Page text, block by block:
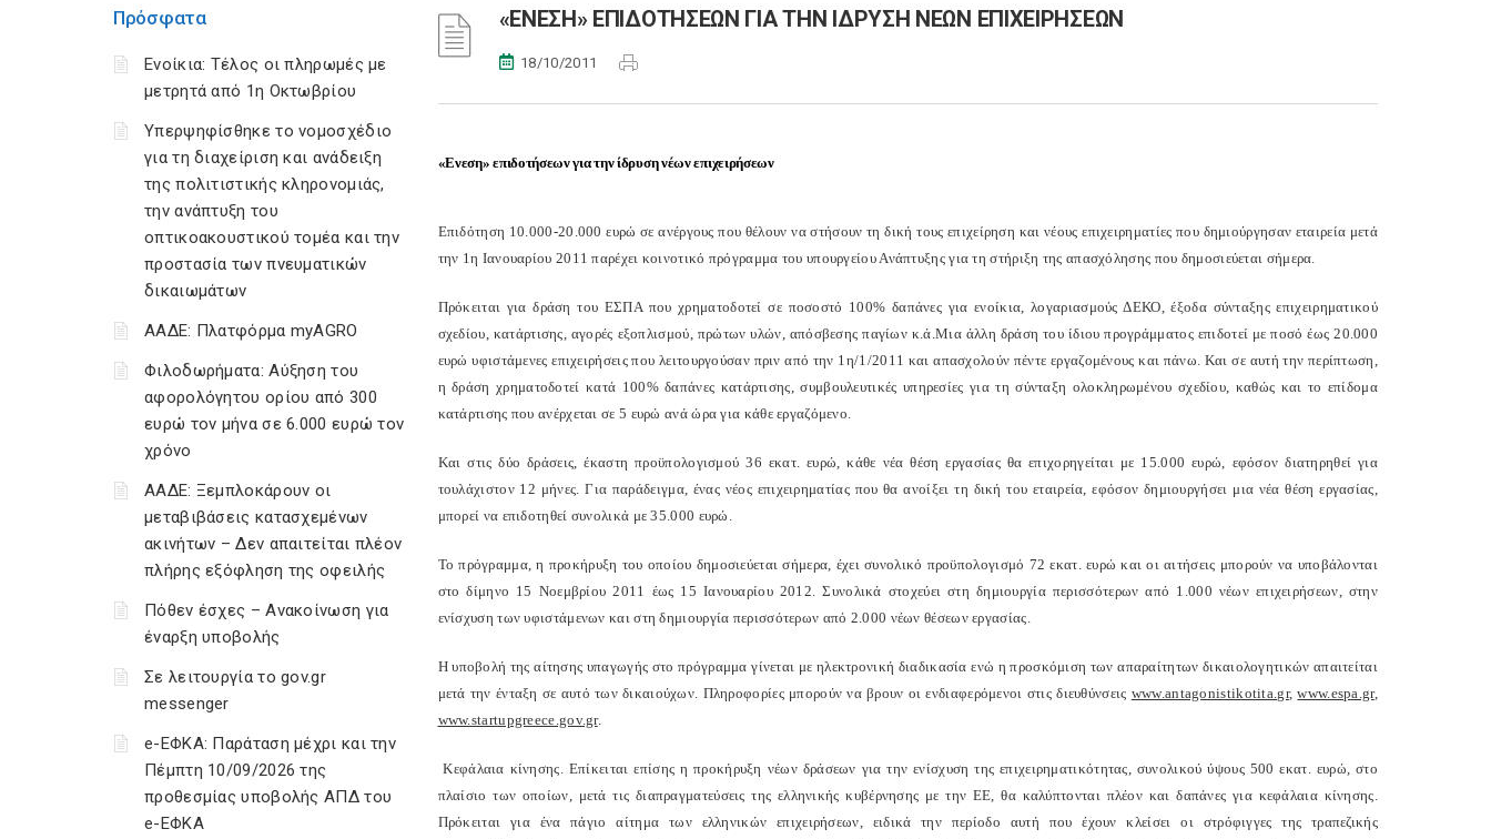
Πρόσφατα
Ενοίκια: Τέλος οι πληρωμές με
μετρητά από 1η Οκτωβρίου
Υπερψηφίσθηκε το νομοσχέδιο
για τη διαχείριση και ανάδειξη
της πολιτιστικής κληρονομιάς,
την ανάπτυξη του
οπτικοακουστικού τομέα και την
προστασία των πνευματικών
δικαιωμάτων
ΑΑΔΕ: Πλατφόρμα myAGRO
Φιλοδωρήματα: Αύξηση του
αφορολόγητου ορίου από 300
ευρώ τον μήνα σε 6.000 ευρώ τον
χρόνο
ΑΑΔΕ: Ξεμπλοκάρουν οι
μεταβιβάσεις κατασχεμένων
ακινήτων – Δεν απαιτείται πλέον
πλήρης εξόφληση της οφειλής
Πόθεν έσχες – Ανακοίνωση για
έναρξη υποβολής
Σε λειτουργία το gov.gr
messenger
e-ΕΦΚΑ: Παράταση μέχρι και την
Πέμπτη 10/09/2026 της
προθεσμίας υποβολής ΑΠΔ του
e-ΕΦΚΑ
«ΕΝΕΣΗ» ΕΠΙΔΟΤΗΣΕΩΝ ΓΙΑ ΤΗΝ ΙΔΡΥΣΗ ΝΕΩΝ ΕΠΙΧΕΙΡΗΣΕΩΝ
18/10/2011
«Ενεση» επιδοτήσεων για την ίδρυση νέων επιχειρήσεων
Επιδότηση 10.000-20.000 ευρώ σε ανέργους που θέλουν να στήσουν τη δική τους επιχείρηση και νέους επιχειρηματίες που δημιούργησαν εταιρεία μετά
την 1η Ιανουαρίου 2011 παρέχει κοινοτικό πρόγραμμα του υπουργείου Ανάπτυξης για τη στήριξη της απασχόλησης που δημοσιεύεται σήμερα.
Πρόκειται για δράση του ΕΣΠΑ που χρηματοδοτεί σε ποσοστό 100% δαπάνες για ενοίκια, λογαριασμούς ΔΕΚΟ, έξοδα σύνταξης επιχειρηματικού
σχεδίου, κατάρτισης, αγορές εξοπλισμού, πρώτων υλών, απόσβεσης παγίων κ.ά.Μια άλλη δράση του ίδιου προγράμματος επιδοτεί με ποσό έως 20.000
ευρώ υφιστάμενες επιχειρήσεις που λειτουργούσαν πριν από την 1η/1/2011 και απασχολούν πέντε εργαζομένους και πάνω. Και σε αυτή την περίπτωση,
η δράση χρηματοδοτεί κατά 100% δαπάνες κατάρτισης, συμβουλευτικές υπηρεσίες για τη σύνταξη ολοκληρωμένου σχεδίου, καθώς και το επίδομα
κατάρτισης που ανέρχεται σε 5 ευρώ ανά ώρα για κάθε εργαζόμενο.
Και στις δύο δράσεις, έκαστη προϋπολογισμού 36 εκατ. ευρώ, κάθε νέα θέση εργασίας θα επιχορηγείται με 15.000 ευρώ, εφόσον διατηρηθεί για
τουλάχιστον 12 μήνες. Για παράδειγμα, ένας νέος επιχειρηματίας που θα ανοίξει τη δική του εταιρεία, εφόσον δημιουργήσει μια νέα θέση εργασίας,
μπορεί να επιδοτηθεί συνολικά με 35.000 ευρώ.
Το πρόγραμμα, η προκήρυξη του οποίου δημοσιεύεται σήμερα, έχει συνολικό προϋπολογισμό 72 εκατ. ευρώ και οι αιτήσεις μπορούν να υποβάλονται
στο δίμηνο 15 Νοεμβρίου 2011 έως 15 Ιανουαρίου 2012. Συνολικά στοχεύει στη δημιουργία περισσότερων από 1.000 νέων επιχειρήσεων, στην
ενίσχυση των υφιστάμενων και στη δημιουργία περισσότερων από 2.000 νέων θέσεων εργασίας.
Η υποβολή της αίτησης υπαγωγής στο πρόγραμμα γίνεται με ηλεκτρονική διαδικασία ενώ η προσκόμιση των απαραίτητων δικαιολογητικών απαιτείται
μετά την ένταξη σε αυτό των δικαιούχων. Πληροφορίες μπορούν να βρουν οι ενδιαφερόμενοι στις διευθύνσεις www.antagonistikotita.gr,www.espa.gr,
www.startupgreece.gov.gr.
Κεφάλαια κίνησης. Επίκειται επίσης η προκήρυξη νέων δράσεων για την ενίσχυση της επιχειρηματικότητας, συνολικού ύψους 500 εκατ. ευρώ, στο
πλαίσιο των οποίων, μετά τις διαπραγματεύσεις της ελληνικής κυβέρνησης με την ΕΕ, θα καλύπτονται πλέον και δαπάνες για κεφάλαια κίνησης.
Πρόκειται για ένα πάγιο αίτημα των ελληνικών επιχειρήσεων, ειδικά την περίοδο αυτή που έχουν κλείσει οι στρόφιγγες της τραπεζικής